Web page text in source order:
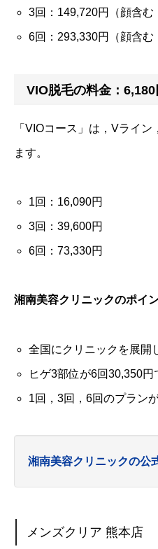
3回：149,720円（顔含む
6回：293,330円（顔含む
VIO脱毛の料金：6,180
「VIOコース」は，Vライ
ます。
1回：16,090円
3回：39,600円
6回：73,330円
湘南美容クリニックのポイ
全国にクリニックを展開
ヒゲ3部位が6回30,350円
1回，3回，6回のプラン
湘南美容クリニックの公
メンズクリア 熊本店